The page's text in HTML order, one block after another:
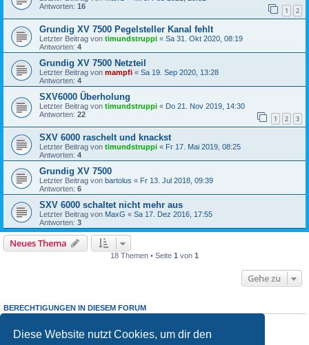
Diese Website nutzt Cookies, um dir den
Antworten: 16 1 2
Grundig XV 7500 Pegelsteller Kanal fehlt
Letzter Beitrag von timundstruppi « Sa 31. Okt 2020, 08:19
Antworten: 4
Grundig XV 7500 Netzteil
Letzter Beitrag von mampfi « Sa 19. Sep 2020, 13:28
Antworten: 4
SXV6000 Überholung
Letzter Beitrag von timundstruppi « Do 21. Nov 2019, 14:30
Antworten: 22 1 2 3
SXV 6000 raschelt und knackst
Letzter Beitrag von timundstruppi « Fr 17. Mai 2019, 08:25
Antworten: 4
Grundig XV 7500
Letzter Beitrag von bartolus « Fr 13. Jul 2018, 09:39
Antworten: 6
SXV 6000 schaltet nicht mehr aus
Letzter Beitrag von MaxG « Sa 17. Dez 2016, 17:55
Antworten: 3
Neues Thema
18 Themen • Seite 1 von 1
Gehe zu
BERECHTIGUNGEN IN DIESEM FORUM
Du darfst keineAntworten zu Themen in diesem Forum erstellen.
Du darfst deine Beiträge in diesem Forumnichtändern.